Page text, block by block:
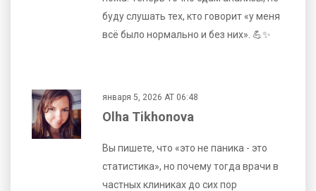
буду слушать тех, кто говорит «у меня
всё было нормально и без них». 💪✨
января 5, 2026 AT 06:48
Olha Tikhonova
Вы пишете, что «это не паника - это
статистика», но почему тогда врачи в
частных клиниках до сих пор